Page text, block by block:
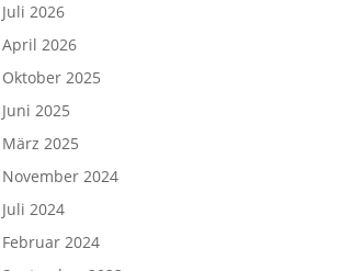
Juli 2026
April 2026
Oktober 2025
Juni 2025
März 2025
November 2024
Juli 2024
Februar 2024